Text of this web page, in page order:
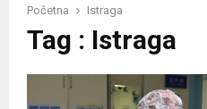
Početna Istraga
Tag : Istraga